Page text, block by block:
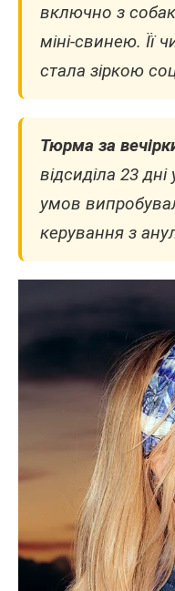
включно з
міні-свинею. Її
стала зіркою
Тюрма за
відсиділа 23
умов
керування з